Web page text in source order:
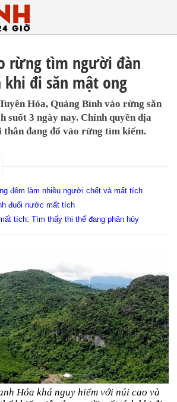
rừng tìm người đàn
đi săn mật ong
Hóa, Quảng Bình vào rừng săn
suốt 3 ngày nay. Chính quyền địa
thân đang đổ vào rừng tìm kiếm.
đêm làm nhiều người chết và mất tích
đuối nước mất tích
tích: Tìm thấy thi thể đang phân hủy
Hóa khá nguy hiểm với núi cao và